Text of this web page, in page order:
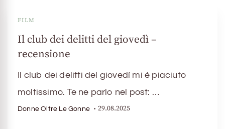
FILM
Il club dei delitti del giovedì –
recensione
Il club dei delitti del giovedì mi è piaciuto
moltissimo. Te ne parlo nel post: …
Donne Oltre Le Gonne 29.08.2025